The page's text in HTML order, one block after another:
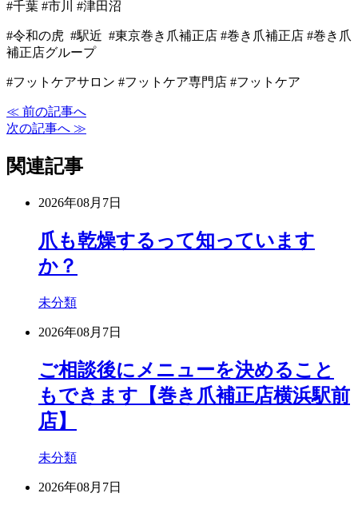
#千葉 #市川 #津田沼
#令和の虎 #駅近 #東京巻き爪補正店 #巻き爪補正店 #巻き爪
補正店グループ
#フットケアサロン #フットケア専門店 #フットケア
≪ 前の記事へ
次の記事へ ≫
関連記事
2026年08月7日
爪も乾燥するって知っています
か？
未分類
2026年08月7日
ご相談後にメニューを決めること
もできます【巻き爪補正店横浜駅前
店】
未分類
2026年08月7日